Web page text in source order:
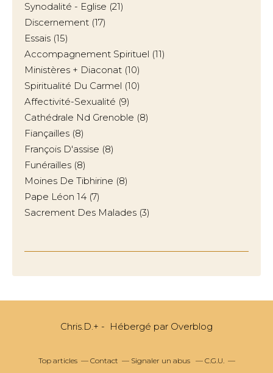
Synodalité - Eglise (21)
Discernement (17)
Essais (15)
Accompagnement Spirituel (11)
Ministères + Diaconat (10)
Spiritualité Du Carmel (10)
Affectivité-Sexualité (9)
Cathédrale Nd Grenoble (8)
Fiançailles (8)
François D'assise (8)
Funérailles (8)
Moines De Tibhirine (8)
Pape Léon 14 (7)
Sacrement Des Malades (3)
Chris.D.+ - Hébergé par Overblog
Top articles Contact Signaler un abus
C.G.U.